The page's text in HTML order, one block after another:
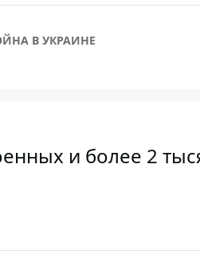
В УКРАИНЕ
и более 2